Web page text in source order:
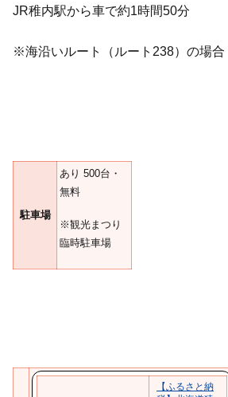
JR稚内駅から車で約1時間50分
※海沿いルート（ルート238）の場合
駐車場
あり 500台・
無料
※観光まつり
臨時駐車場
【ふるさと納